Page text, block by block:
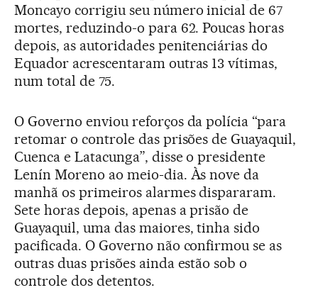
Moncayo corrigiu seu número inicial de 67
mortes, reduzindo-o para 62. Poucas horas
depois, as autoridades penitenciárias do
Equador acrescentaram outras 13 vítimas,
num total de 75.
O Governo enviou reforços da polícia “para
retomar o controle das prisões de Guayaquil,
Cuenca e Latacunga”, disse o presidente
Lenín Moreno ao meio-dia. Às nove da
manhã os primeiros alarmes dispararam.
Sete horas depois, apenas a prisão de
Guayaquil, uma das maiores, tinha sido
pacificada. O Governo não confirmou se as
outras duas prisões ainda estão sob o
controle dos detentos.